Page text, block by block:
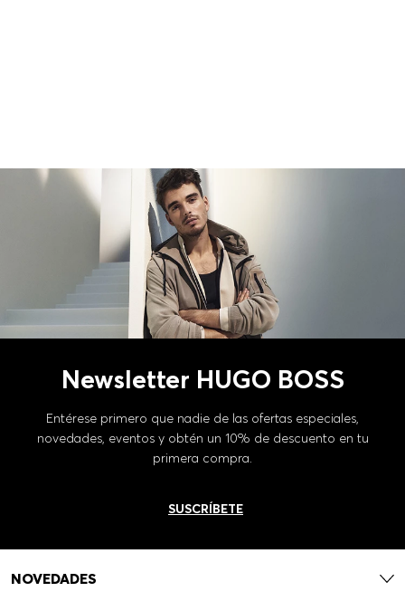
Newsletter HUGO BOSS
Entérese primero que nadie de las ofertas especiales,
novedades, eventos y obtén un 10% de descuento en tu
primera compra.
SUSCRÍBETE
NOVEDADES